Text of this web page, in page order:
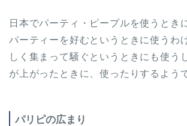
日本でパーティ・ピープルを使うとき
パーティーを好むというときに使うわ
しく集まって騒ぐというときにも使う
が上がったときに、使ったりするよう
パリピの広まり